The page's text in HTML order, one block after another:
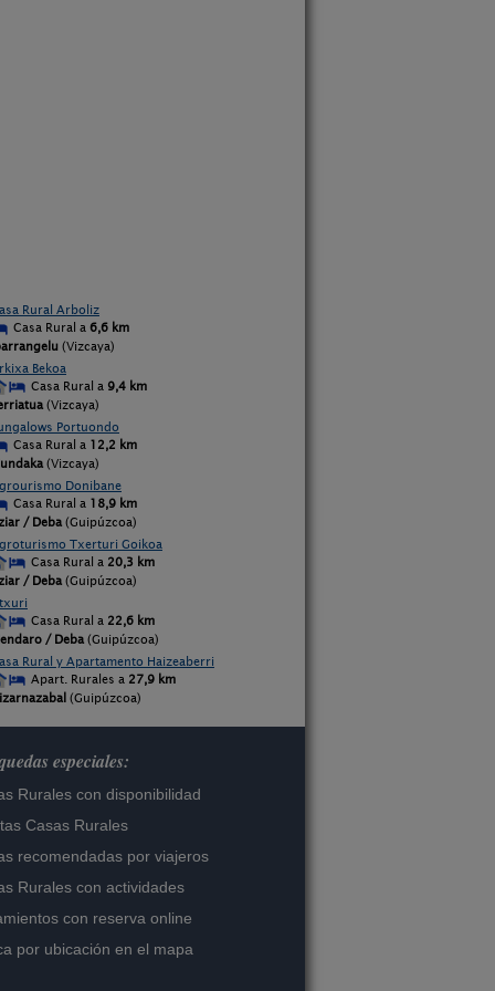
Rural Arboliz
Casa Rural a 6,6 km
(Vizcaya)
Bekoa
Casa Rural a 9,4 km
(Vizcaya)
Portuondo
Casa Rural a 12,2 km
(Vizcaya)
Donibane
Casa Rural a 18,9 km
/ Deba (Guipúzcoa)
Txerturi Goikoa
Casa Rural a 20,3 km
/ Deba (Guipúzcoa)
Casa Rural a 22,6 km
/ Deba (Guipúzcoa)
Rural y Apartamento Haizeaberri
Apart. Rurales a 27,9 km
(Guipúzcoa)
especiales:
Rurales con disponibilidad
Casas Rurales
recomendadas por viajeros
Rurales con actividades
con reserva online
por ubicación en el mapa